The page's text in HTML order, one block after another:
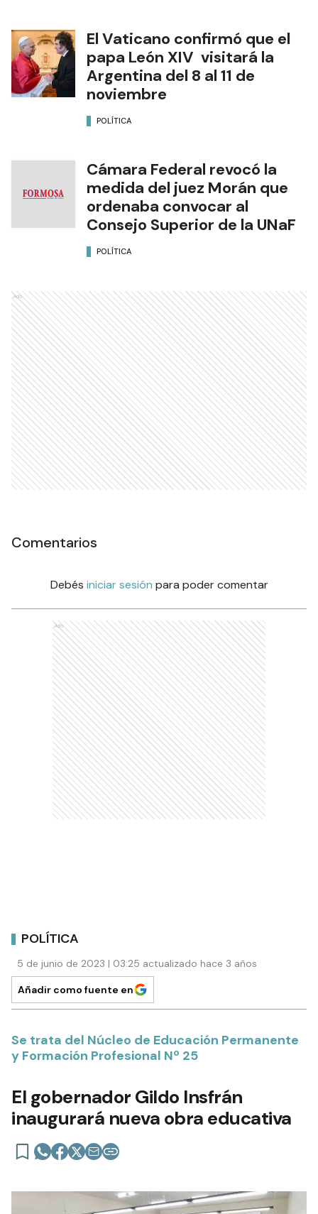
El Vaticano confirmó que el
papa León XIV visitará la
Argentina del 8 al 11 de
noviembre
POLÍTICA
Cámara Federal revocó la
medida del juez Morán que
ordenaba convocar al
Consejo Superior de la UNaF
POLÍTICA
Ads
Comentarios
Debés iniciar sesión para poder comentar
Ads
POLÍTICA
5 de junio de 2023 | 03:25 actualizado hace 3 años
Añadir como fuente en
Se trata del Núcleo de Educación Permanente
y Formación Profesional Nº 25
El gobernador Gildo Insfrán
inaugurará nueva obra educativa